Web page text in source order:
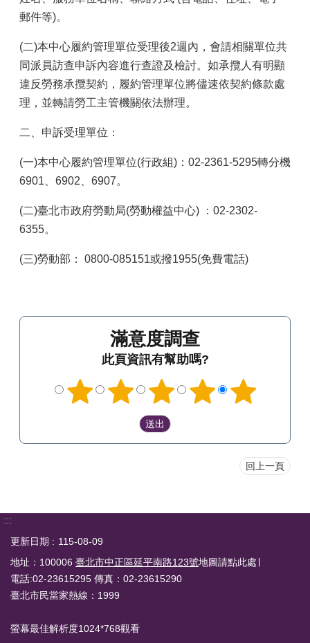
郵件等)。
(二)本中心履約管理單位受理後2週內，會請相關單位共
同派員訪查申訴內容進行查證及檢討。如承攬人有明顯
違反勞務承攬契約，履約管理單位將儘速依契約條款處
理，並轉請勞工主管機關依法辦理。
二、申訴受理單位：
(一)本中心履約管理單位(行政組)：02-2361-5295轉分機
6901、6902、6907。
(二)臺北市政府勞動局(勞動權益中心) ：02-2302-
6355。
(三)勞動部： 0800-085151或撥1955(免費電話)
滿意度調查
此頁資訊有幫助嗎?
回上一頁
:::
更新日期
115-08-09
地址：100006 臺北市中正區延平南路123號地圖請點此處∣
電話:02-23615295 傳真：02-23615290
臺北市民當家熱線：1999
螢幕最佳解析度1024*768觀看